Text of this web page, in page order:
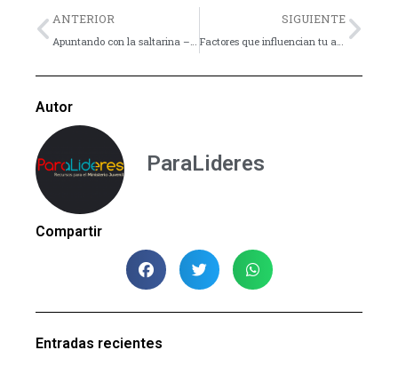
Previo
ANTERIOR SIGUIENTE
Autor
ParaLideres
Compartir
Entradas recientes